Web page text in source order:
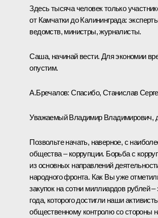
Здесь тысяча человек только
от Камчатки до Калининграда:
ведомств, министры, журналисты.
Саша, начинай вести. Для экономии
опустим.
А.Бречалов:Спасибо, Станислав
Уважаемый Владимир Владимирович,
Позвольте начать, наверное, с
общества – коррупции. Борьба с
из основных направлений
народного фронта. Как Вы уже
закупок на сотни миллиардов рублей –
года, которого достигли наши
общественному контролю со стороны